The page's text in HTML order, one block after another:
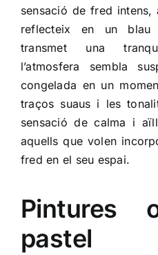
sensació de fred
reflecteix en un
transmet una
l’atmosfera sembla
congelada en un
traços suaus i les
sensació de calma i
aquells que volen
fred en el seu espai.
Pintures
pastel